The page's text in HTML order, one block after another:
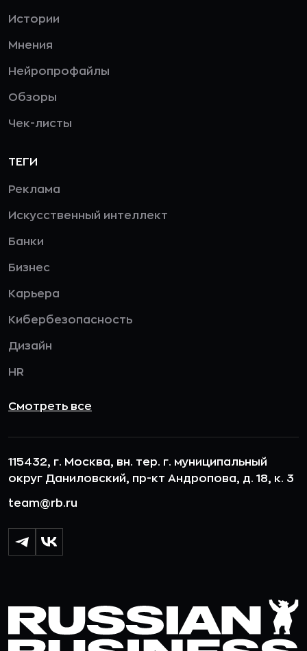
Истории
Мнения
Нейропрофайлы
Обзоры
Чек-листы
ТЕГИ
Реклама
Искусственный интеллект
Банки
Бизнес
Карьера
Кибербезопасность
Дизайн
HR
Смотреть все
115432, г. Москва, вн. тер. г. муниципальный
округ Даниловский, пр-кт Андропова, д. 18, к. 3
team@rb.ru